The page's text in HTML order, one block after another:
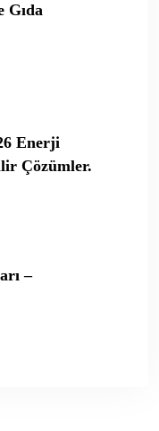
Gıda
Enerji
Çözümler.
–